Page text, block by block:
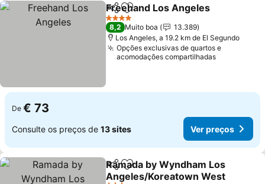
PartilharAdicionar aos favoritos
Freehand Los Angeles
4 Estrelas
8,2 Muito boa
13.389
Los Angeles, a 19.2 km de El Segundo
Opções exclusivas de quartos e
acomodações compartilhadas
De € 73
Consulte os preços de 13 sites Ver preços
PartilharAdicionar aos favoritos
Ramada by Wyndham Los
Angeles/Koreatown West